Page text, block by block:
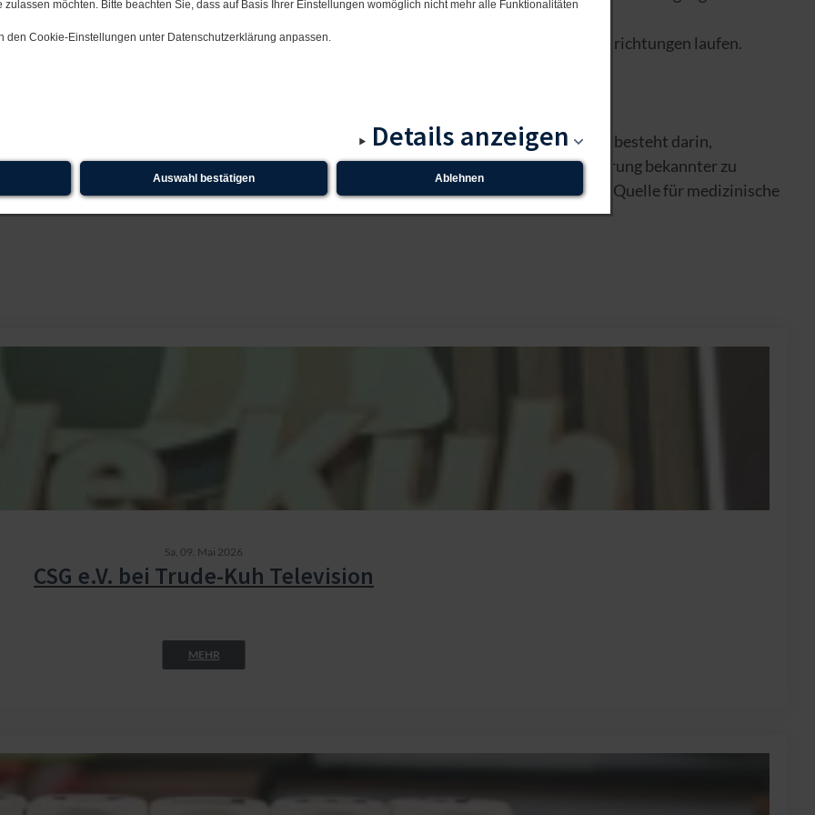
möchten. Bitte beachten Sie, dass auf Basis Ihrer Einstellungen womöglich nicht mehr alle Funktionalitäten
den Cookie-Einstellungen unter Datenschutzerklärung anpassen.
Details anzeigen
Auswahl bestätigen Ablehnen
und Studien, welche künftig oder momentan an deutschen medizinischen Einrichtungen laufen.
genauso Betroffene oder Angehörige von Betroffenen, wie Sie selbst. Unser Ziel besteht darin,
die von dieser Krankheit Betroffenen zur Verfügung zu stellen, um diese Behinderung bekannter zu
betroffenen Menschen zu finden. Bei diesen Web-Seiten handelt es sich nicht um eine Quelle für medizinische
Sa, 09. Mai 2026
CSG e.V. bei Trude-Kuh Television
MEHR